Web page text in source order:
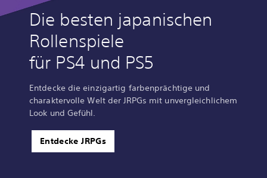
Die besten japanischen
Rollenspiele
für PS4 und PS5
Entdecke die einzigartig farbenprächtige und
charaktervolle Welt der JRPGs mit unvergleichlichem
Look und Gefühl.
Entdecke JRPGs